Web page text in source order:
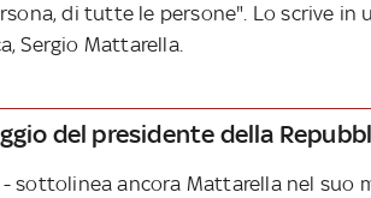
di tutte le persone". Lo scrive in
Sergio Mattarella.
del presidente della
sottolinea ancora Mattarella nel suo